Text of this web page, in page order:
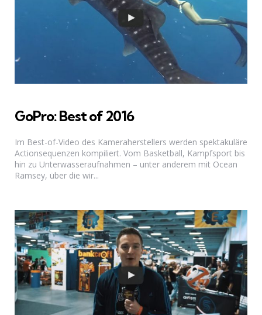
GoPro: Best of 2016
Im Best-of-Video des Kameraherstellers werden spektakuläre
Actionsequenzen kompiliert. Vom Basketball, Kampfsport bis
hin zu Unterwasseraufnahmen – unter anderem mit Ocean
Ramsey, über die wir...